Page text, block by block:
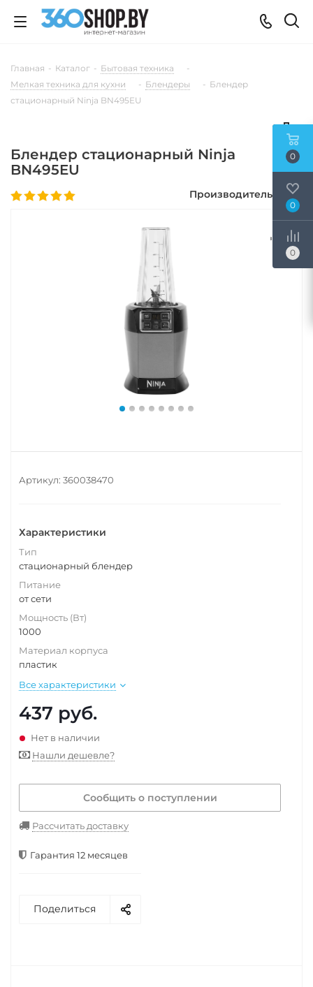
Главная - Каталог - Бытовая техника
-
Мелкая техника для кухни
- Блендеры - Блендер
стационарный Ninja BN495EU
Блендер стационарный Ninja
BN495EU
Производитель: Ninja
Артикул: 360038470
Характеристики
Тип
стационарный блендер
Питание
от сети
Мощность (Вт)
1000
Материал корпуса
пластик
Все характеристики
437 руб.
Нет в наличии
Нашли дешевле?
Сообщить о поступлении
Рассчитать доставку
Гарантия 12 месяцев
Поделиться
0
0
0